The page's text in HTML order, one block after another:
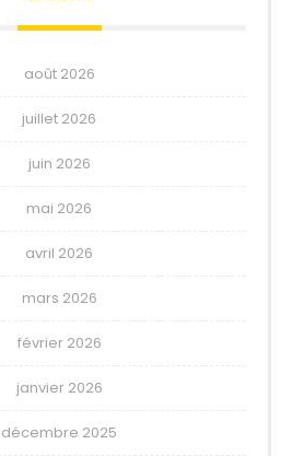
août 2026
juillet 2026
juin 2026
mai 2026
avril 2026
mars 2026
février 2026
janvier 2026
décembre 2025